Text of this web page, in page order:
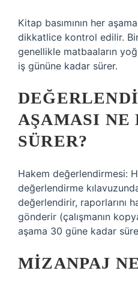
Kitap basımının her
dikkatlice kontrol edilir.
genellikle matbaaların
iş gününe kadar sürer.
AŞAMASI NE
SÜRER?
Hakem değerlendirmesi:
değerlendirme
değerlendirir, raporlarını
gönderir (çalışmanın
aşama 30 güne kadar
MIZANPAJ